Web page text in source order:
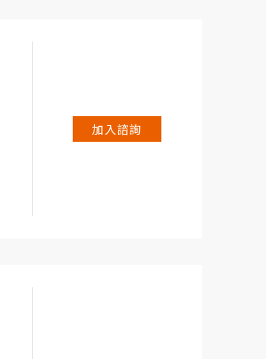
加入諮詢